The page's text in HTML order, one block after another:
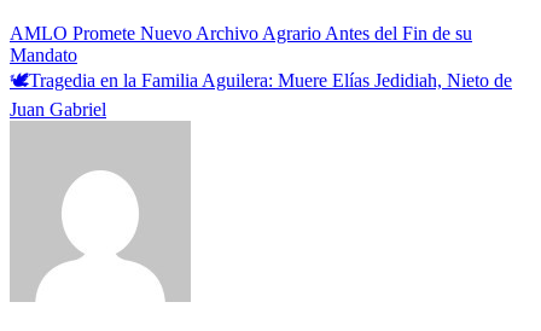
AMLO Promete Nuevo Archivo Agrario Antes del Fin de su
Mandato
🕊️Tragedia en la Familia Aguilera: Muere Elías Jedidiah, Nieto de
Juan Gabriel